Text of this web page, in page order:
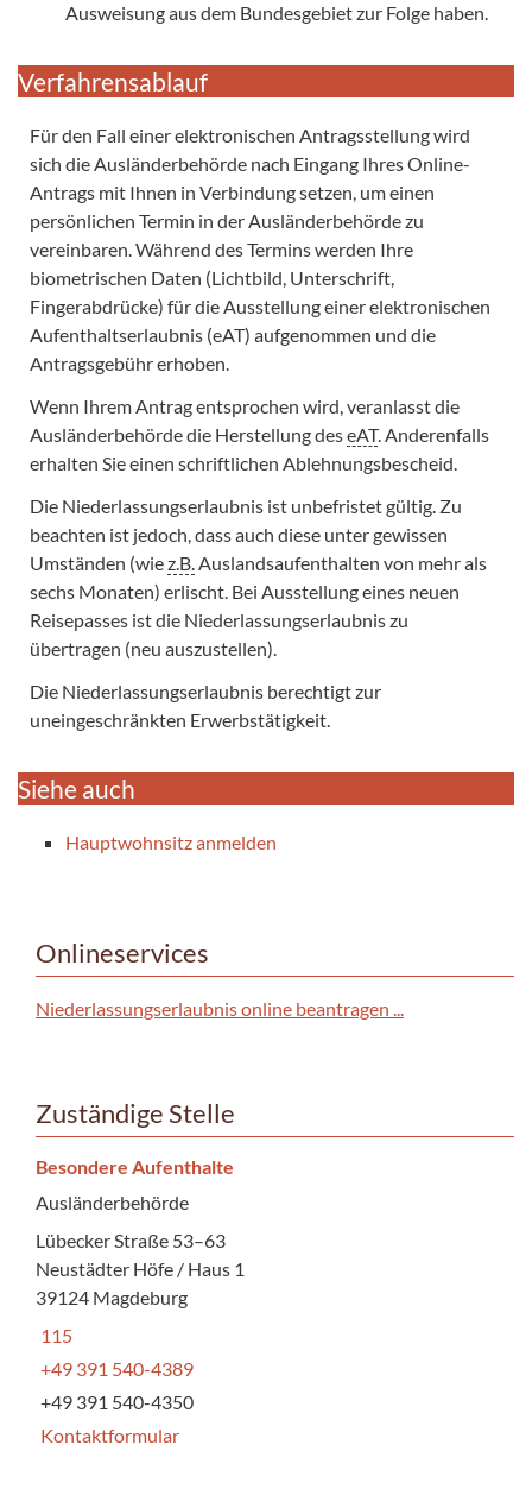
Ausweisung aus dem Bundesgebiet zur Folge haben.
Verfahrensablauf
Für den Fall einer elektronischen Antragsstellung wird
sich die Ausländerbehörde nach Eingang Ihres Online-
Antrags mit Ihnen in Verbindung setzen, um einen
persönlichen Termin in der Ausländerbehörde zu
vereinbaren. Während des Termins werden Ihre
biometrischen Daten (Lichtbild, Unterschrift,
Fingerabdrücke) für die Ausstellung einer elektronischen
Aufenthaltserlaubnis (eAT) aufgenommen und die
Antragsgebühr erhoben.
Wenn Ihrem Antrag entsprochen wird, veranlasst die
Ausländerbehörde die Herstellung deseAT. Anderenfalls
erhalten Sie einen schriftlichen Ablehnungsbescheid.
Die Niederlassungserlaubnis ist unbefristet gültig. Zu
beachten ist jedoch, dass auch diese unter gewissen
Umständen (wiez.B. Auslandsaufenthalten von mehr als
sechs Monaten) erlischt. Bei Ausstellung eines neuen
Reisepasses ist die Niederlassungserlaubnis zu
übertragen (neu auszustellen).
Die Niederlassungserlaubnis berechtigt zur
uneingeschränkten Erwerbstätigkeit.
Siehe auch
Hauptwohnsitz anmelden
Onlineservices
Niederlassungserlaubnis online beantragen ...
Zuständige Stelle
Besondere Aufenthalte
Ausländerbehörde
Lübecker Straße 53–63
Neustädter Höfe / Haus 1
39124 Magdeburg
115
+49 391 540-4389
+49 391 540-4350
Kontaktformular